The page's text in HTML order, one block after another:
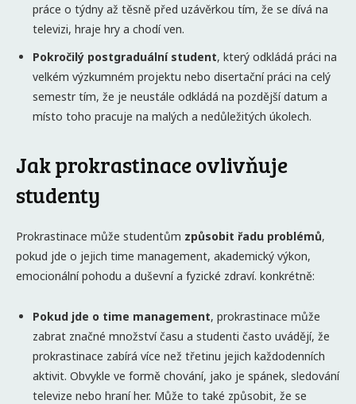
práce o týdny až těsně před uzávěrkou tím, že se dívá na
televizi, hraje hry a chodí ven.
Pokročilý postgraduální student, který odkládá práci na
velkém výzkumném projektu nebo disertační práci na celý
semestr tím, že je neustále odkládá na pozdější datum a
místo toho pracuje na malých a nedůležitých úkolech.
Jak prokrastinace ovlivňuje
studenty
Prokrastinace může studentům způsobit řadu problémů,
pokud jde o jejich time management, akademický výkon,
emocionální pohodu a duševní a fyzické zdraví. konkrétně:
Pokud jde o time management, prokrastinace může
zabrat značné množství času a studenti často uvádějí, že
prokrastinace zabírá více než třetinu jejich každodenních
aktivit. Obvykle ve formě chování, jako je spánek, sledování
televize nebo hraní her. Může to také způsobit, že se